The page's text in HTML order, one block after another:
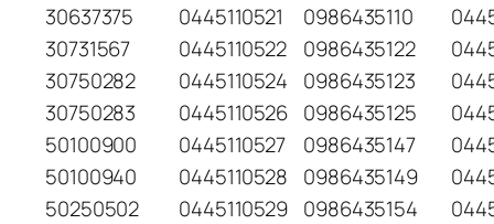
30637375
0445110521 0986435110
30731567
0445110522 0986435122
30750282
0445110524 0986435123
30750283
0445110526 0986435125
50100900
0445110527 0986435147
50100940
0445110528 0986435149
50250502
0445110529 0986435154